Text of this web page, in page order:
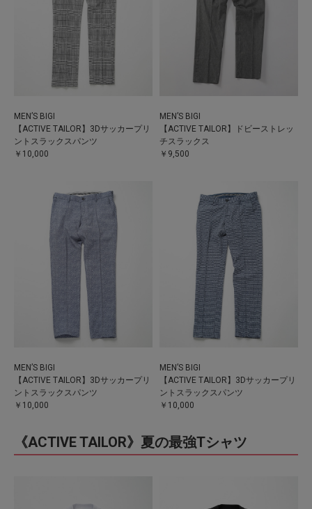
MEN’S BIGI
【ACTIVE TAILOR】3Dサッカープリ
ントスラックスパンツ
￥10,000
MEN’S BIGI
【ACTIVE TAILOR】ドビーストレッ
チスラックス
￥9,500
MEN’S BIGI
【ACTIVE TAILOR】3Dサッカープリ
ントスラックスパンツ
￥10,000
MEN’S BIGI
【ACTIVE TAILOR】3Dサッカープリ
ントスラックスパンツ
￥10,000
《ACTIVE TAILOR》夏の最強Tシャツ